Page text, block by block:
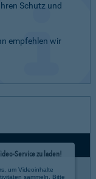
Schutz und
empfehlen wir
Service zu laden!
um Videoinhalte
sammeln. Bitte